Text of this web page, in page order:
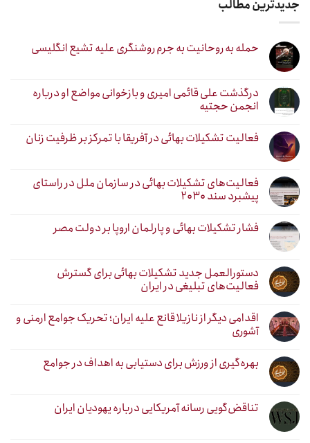
جدیدترین مطالب
حمله به روحانیت به جرم روشنگری علیه تشیع انگلیسی
درگذشت علی قائمی امیری و بازخوانی مواضع او درباره
انجمن حجتیه
فعالیت تشکیلات بهائی در آفریقا با تمرکز بر ظرفیت زنان
فعالیت‌های تشکیلات بهائی در سازمان ملل در راستای
پیشبرد سند ۲۰۳۰
فشار تشکیلات بهائی و پارلمان اروپا بر دولت مصر
دستورالعمل جدید تشکیلات بهائی برای گسترش
فعالیت‌های تبلیغی در ایران
اقدامی دیگر از نازیلا قانع علیه ایران؛ تحریک جوامع ارمنی و
آشوری
بهره‌گیری از ورزش برای دستیابی به اهداف در جوامع
تناقض‌گویی رسانه آمریکایی درباره یهودیان ایران